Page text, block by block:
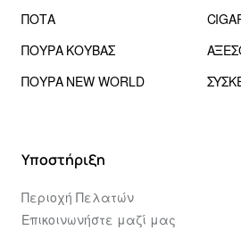
ΠΟΤΑ
ΠΟΥΡΑ ΚΟΥΒΑΣ
ΠΟΥΡΑ NEW WORLD
Υποστήριξη
Περιοχή Πελατών
Επικοινωνήστε μαζί μας